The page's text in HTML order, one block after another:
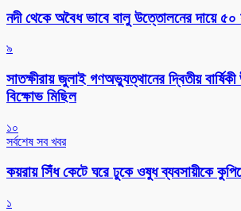
নদী থেকে অবৈধ ভাবে বালু উত্তোলনের দায়ে ৫০
৯
সাতক্ষীরায় জুলাই গণঅভ্যুত্থানের দ্বিতীয়
বিক্ষোভ মিছিল
১০
সর্বশেষ সব খবর
কয়রায় সিঁধ কেটে ঘরে ঢুকে ওষুধ ব্যবসায়ীকে
১